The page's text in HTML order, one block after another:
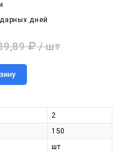
дней
/ шт
2
150
шт